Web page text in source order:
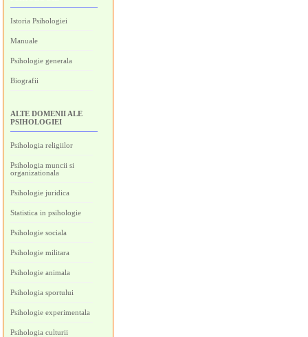
Istoria Psihologiei
Manuale
Psihologie generala
Biografii
ALTE DOMENII ALE
PSIHOLOGIEI
Psihologia religiilor
Psihologia muncii si
organizationala
Psihologie juridica
Statistica in psihologie
Psihologie sociala
Psihologie militara
Psihologie animala
Psihologia sportului
Psihologie experimentala
Psihologia culturii